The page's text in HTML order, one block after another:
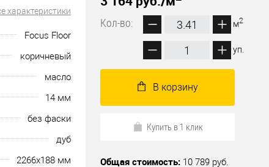
характеристики
Focus Floor
коричневый
масло
14 мм
без фаски
дуб
2266х188 мм
Кол-во:
м2
уп.
В корзину
Купить в 1 клик
Общая стоимость: 10 789 руб.